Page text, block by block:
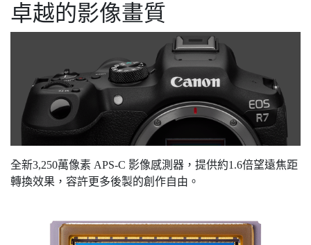
卓越的影像畫質
全新3,250萬像素 APS-C 影像感測器，提供約1.6倍望遠焦距
轉換效果，容許更多後製的創作自由。